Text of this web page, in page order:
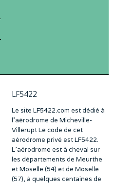
LF5422
Le site LF5422.com est dédié à
l’aérodrome de Micheville-
Villerupt Le code de cet
aérodrome privé est LF5422.
L’aérodrome est à cheval sur
les départements de Meurthe
et Moselle (54) et de Moselle
(57), à quelques centaines de